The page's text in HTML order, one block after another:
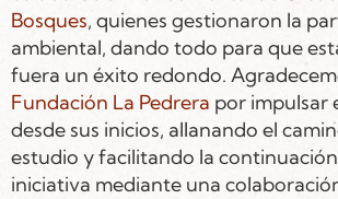
Bosques, quienes gestionaron la
ambiental, dando todo para que
fuera un éxito redondo.
Fundación La Pedrera por impulsar
desde sus inicios, allanando el
estudio y facilitando la
iniciativa mediante una